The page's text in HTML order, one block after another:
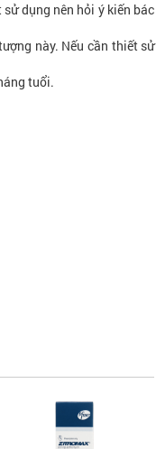
dụng nên hỏi ý kiến bác
này. Nếu cần thiết sử
tuổi.